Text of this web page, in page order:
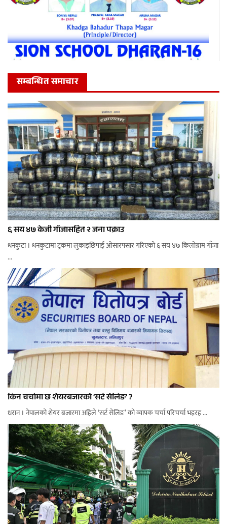
सम्बन्धित समाचार
६ सय ४७ केजी गाँजासहित २ जना पक्राउ
धनकुटा । धनकुटामा ट्रकमा लुकाइछिपाई ओसारपसार गरिएको ६ सय ४७ किलोग्राम गाँजा
...
किन चर्चामा छ शेयरबजारको ‘सर्ट सेलिङ’ ?
धरान । नेपालको शेयर बजारमा अहिले ‘सर्ट सेलिङ’ को व्यापक चर्चा परिचर्चा भइरह ...